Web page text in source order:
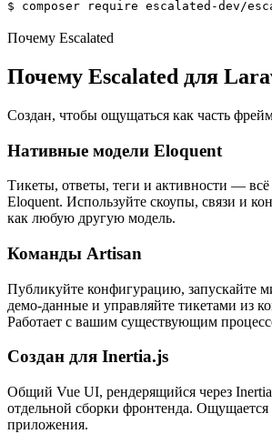
$ composer require escalated-dev/
Почему Escalated
Почему Escalated для
Создан, чтобы ощущаться как часть
Нативные модели Eloquent
Тикеты, ответы, теги и активности — всё
Eloquent. Используйте скоупы, связи и
как любую другую модель.
Команды Artisan
Публикуйте конфигурацию, запускайте
демо-данные и управляйте тикетами из
Работает с вашим существующим
Создан для Inertia.js
Общий Vue UI, рендерящийся через
отдельной сборки фронтенда. Ощущается
приложения.